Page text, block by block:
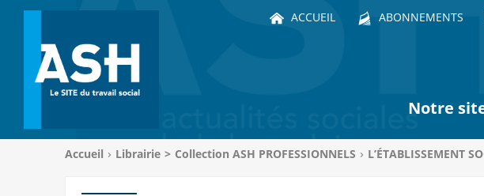
ACCUEIL ABONNEMENTS
Notre
Vous
Accueil Librairie > Collection ASH PROFESSIONNELS L’ÉTABLISSEMENT